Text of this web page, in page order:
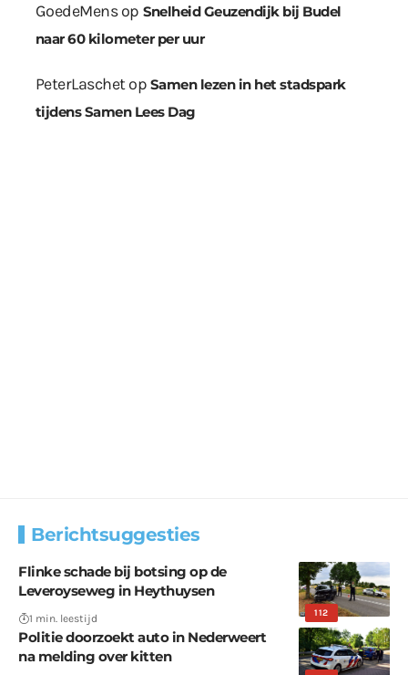
GoedeMensop Snelheid Geuzendijk bij Budel
naar 60 kilometer per uur
PeterLaschetop Samen lezen in het stadspark
tijdens Samen Lees Dag
Berichtsuggesties
112
Flinke schade bij botsing op de
Leveroyseweg in Heythuysen
1 min. leestijd
Politie doorzoekt auto in Nederweert
na melding over kitten